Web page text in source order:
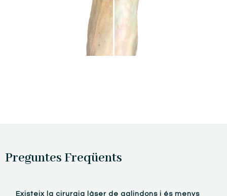
Preguntes Freqüents
Existeix la cirurgia làser de galindons i és menys